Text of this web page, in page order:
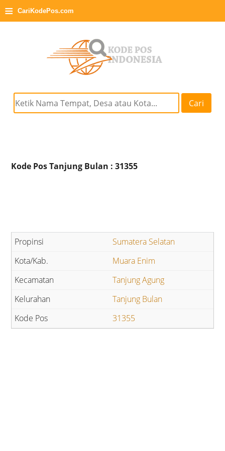
≡ CariKodePos.com
Cari
Kode Pos Tanjung Bulan : 31355
Sumatera Selatan
Muara Enim
Tanjung Agung
Tanjung Bulan
31355